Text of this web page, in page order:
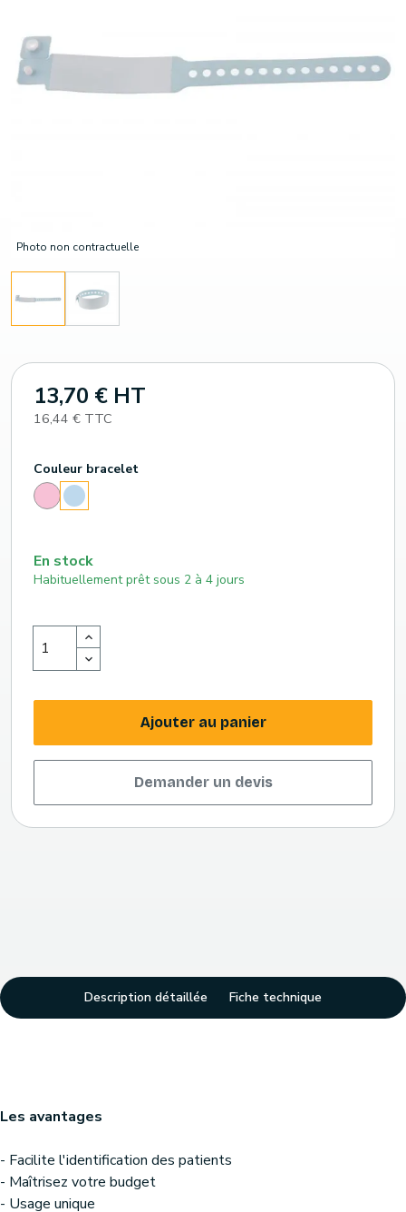
Photo non contractuelle
13,70 € HT
16,44 € TTC
Couleur bracelet
Rose
pâle
Bleu
pâle
En stock
Habituellement prêt sous 2 à 4 jours
Ajouter au panier
Demander un devis
Description détaillée Fiche technique
Les avantages
- Facilite l'identification des patients
- Maîtrisez votre budget
- Usage unique